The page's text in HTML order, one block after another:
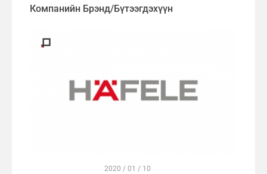
Компанийн Брэнд/Бүтээгдэхүүн
2020 / 01 / 10